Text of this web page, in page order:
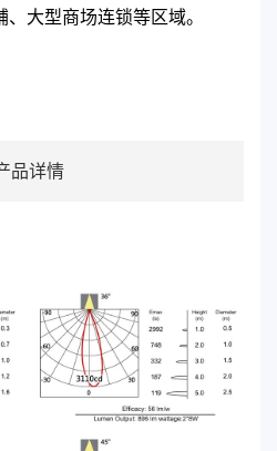
大型商场连锁等区域。
品详情